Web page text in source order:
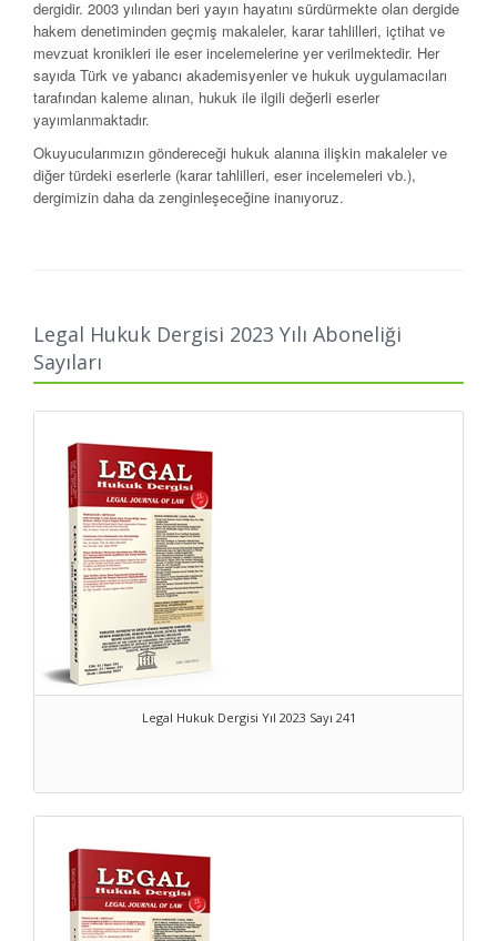
dergidir. 2003 yılından beri yayın hayatını sürdürmekte olan dergide
hakem denetiminden geçmiş makaleler, karar tahlilleri, içtihat ve
mev­zuat kronikleri ile eser incelemelerine yer veril­mektedir. Her
sayıda Türk ve yabancı akademisyenler ve hukuk uygulamacıları
tarafından kaleme alınan, hukuk ile ilgili değerli eserler
yayımlanmaktadır.
Okuyucularımızın göndereceği hukuk alanına ilişkin makaleler ve
diğer türdeki eserlerle (karar tahlilleri, eser incelemeleri vb.),
dergimizin daha da zenginleşeceğine inanıyoruz.
legislative developments and book reviews. It has been in
publication since 2003. Each issue contains scholarly works
concerning law bulletin/journal, authored by scholars and
comments or reviews on topics reflecting a broad range of
perspectives on law; with your contributions and support our
journal will progress.
Legal Hukuk Dergisi 2023 Yılı Aboneliği
Sayıları
Legal Hukuk Dergisi Yıl 2023 Sayı 241